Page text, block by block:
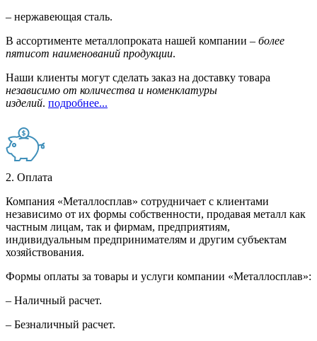
– нержавеющая сталь.
В ассортименте металлопроката нашей компании – более
пятисот наименований продукции.
Наши клиенты могут сделать заказ на доставку товара
независимо от количества и номенклатуры
изделий. подробнее...
2. Оплата
Компания «Металлосплав» сотрудничает с клиентами
независимо от их формы собственности, продавая металл как
частным лицам, так и фирмам, предприятиям,
индивидуальным предпринимателям и другим субъектам
хозяйствования.
Формы оплаты за товары и услуги компании «Металлосплав»:
– Наличный расчет.
– Безналичный расчет.